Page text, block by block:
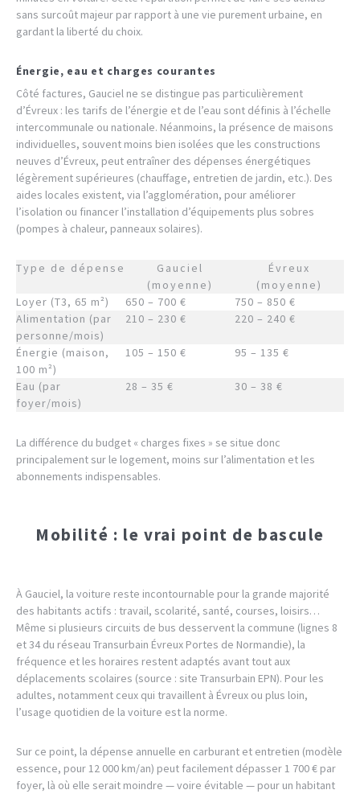
sans surcoût majeur par rapport à une vie purement urbaine, en
gardant la liberté du choix.
Énergie, eau et charges courantes
Côté factures, Gauciel ne se distingue pas particulièrement
d’Évreux : les tarifs de l’énergie et de l’eau sont définis à l’échelle
intercommunale ou nationale. Néanmoins, la présence de maisons
individuelles, souvent moins bien isolées que les constructions
neuves d’Évreux, peut entraîner des dépenses énergétiques
légèrement supérieures (chauffage, entretien de jardin, etc.). Des
aides locales existent, via l’agglomération, pour améliorer
l’isolation ou financer l’installation d’équipements plus sobres
(pompes à chaleur, panneaux solaires).
Type de dépense
Gauciel
(moyenne)
Évreux
(moyenne)
Loyer (T3, 65 m²)
650 – 700 €
750 – 850 €
Alimentation (par
personne/mois)
210 – 230 € 220 – 240 €
Énergie (maison,
100 m²)
105 – 150 € 95 – 135 €
Eau (par
foyer/mois)
28 – 35 € 30 – 38 €
La différence du budget « charges fixes » se situe donc
principalement sur le logement, moins sur l’alimentation et les
abonnements indispensables.
Mobilité : le vrai point de bascule
À Gauciel, la voiture reste incontournable pour la grande majorité
des habitants actifs : travail, scolarité, santé, courses, loisirs…
Même si plusieurs circuits de bus desservent la commune (lignes 8
et 34 du réseau Transurbain Évreux Portes de Normandie), la
fréquence et les horaires restent adaptés avant tout aux
déplacements scolaires (source : site Transurbain EPN). Pour les
adultes, notamment ceux qui travaillent à Évreux ou plus loin,
l’usage quotidien de la voiture est la norme.
Sur ce point, la dépense annuelle en carburant et entretien (modèle
essence, pour 12 000 km/an) peut facilement dépasser 1 700 € par
foyer, là où elle serait moindre — voire évitable — pour un habitant